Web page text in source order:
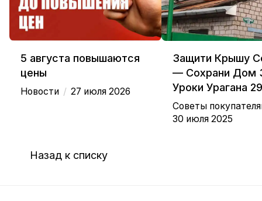
5 августа повышаются
цены
Новости / 27 июля 2026
Защити Крышу
— Сохрани Дом
Уроки Урагана
Советы
30 июля 2025
Назад к списку